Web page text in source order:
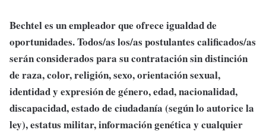
Bechtel es un empleador que ofrece igualdad de
oportunidades. Todos/as los/as postulantes calificados/as
serán considerados para su contratación sin distinción
de raza, color, religión, sexo, orientación sexual,
identidad y expresión de género, edad, nacionalidad,
discapacidad, estado de ciudadanía (según lo autorice la
ley), estatus militar, información genética y cualquier